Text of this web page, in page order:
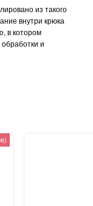
из такого
внутри крюка
в котором
и